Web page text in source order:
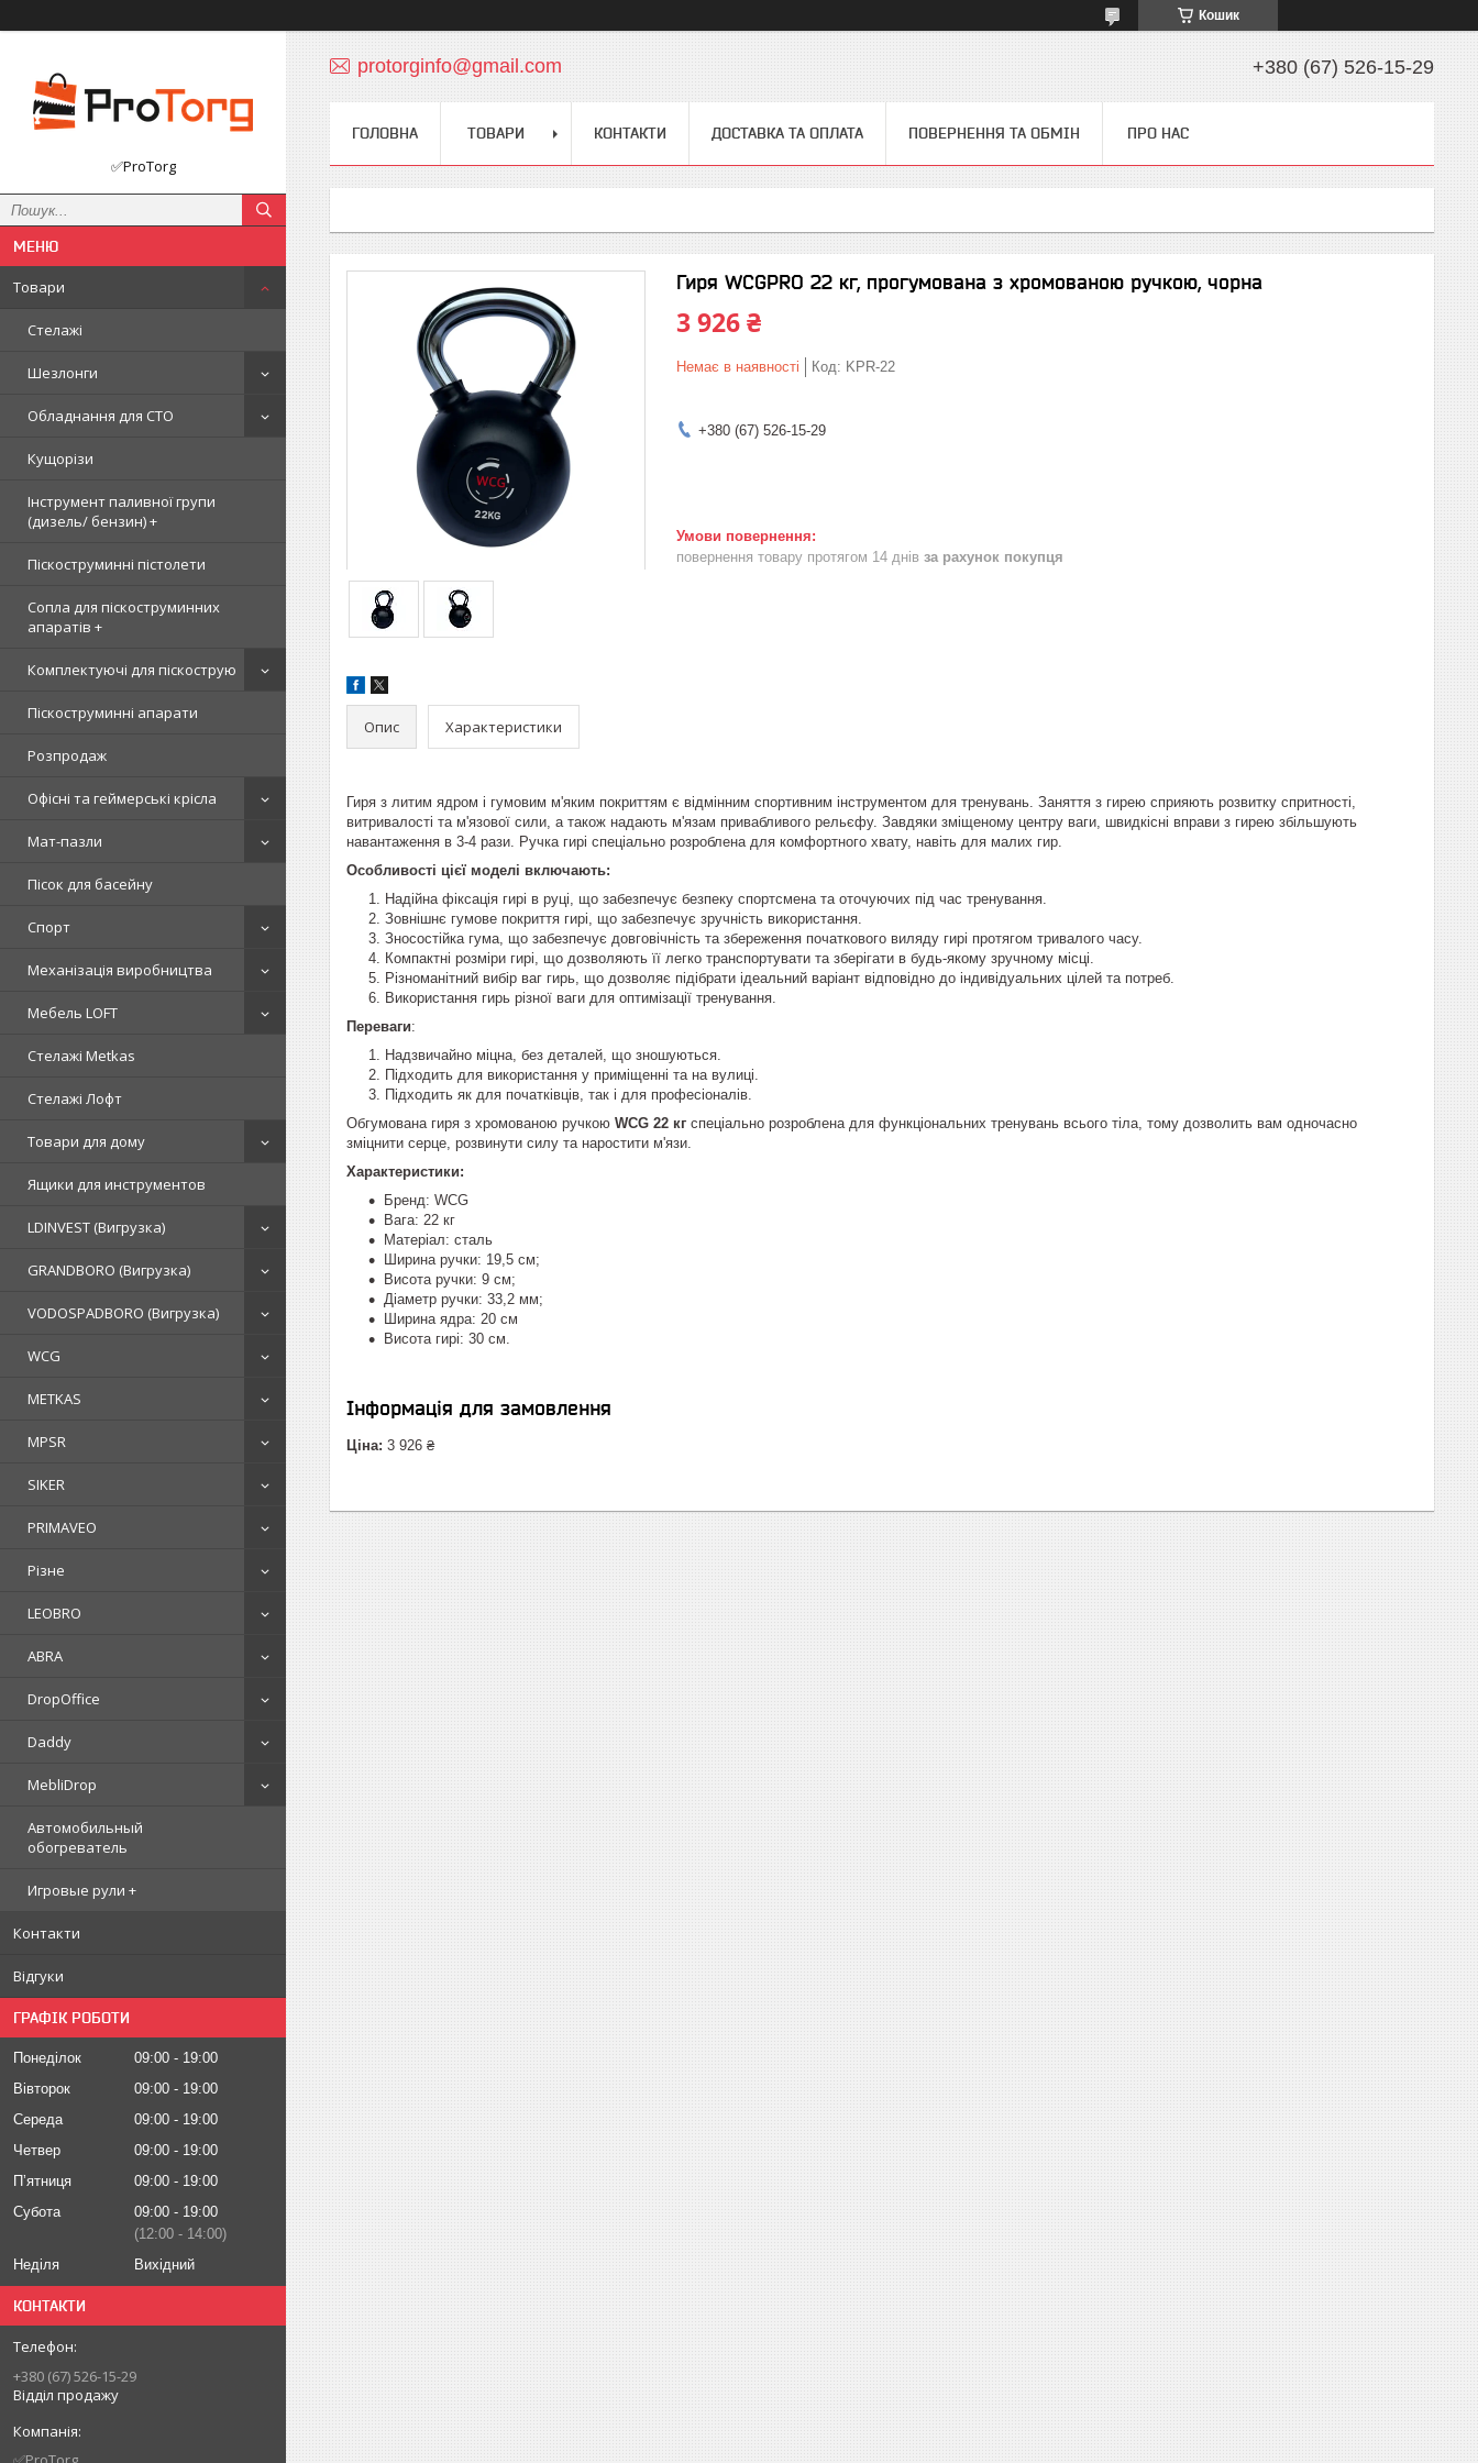
Кошик
✅ProTorg
Товари
Стелажі
Шезлонги
Обладнання для СТО
Кущорізи
Інструмент паливної групи
(дизель/ бензин) +
Піскоструминні пістолети
Сопла для піскоструминних
апаратів +
Комплектуючі для піскострую
Піскоструминні апарати
Розпродаж
Офісні та геймерські крісла
Мат-пазли
Пісок для басейну
Спорт
Механізація виробництва
Мебель LOFT
Стелажі Metkas
Стелажі Лофт
Товари для дому
Ящики для инструментов
LDINVEST (Вигрузка)
GRANDBORO (Вигрузка)
VODOSPADBORO (Вигрузка)
WCG
METKAS
MPSR
SIKER
PRIMAVEO
Різне
LEOBRO
ABRA
DropOffice
Daddy
MebliDrop
Автомобильный
обогреватель
Игровые рули +
Контакти
Відгуки
ГРАФІК РОБОТИ
Понеділок 09:00
19:00
Вівторок
09:00
19:00
Середа
09:00
19:00
Четвер
09:00
19:00
Пʼятниця
09:00
19:00
Субота
09:00
19:00
12:00
14:00
Неділя
Вихідний
КОНТАКТИ
+380 (67) 526-15-29
Відділ продажу
protorginfo@gmail.com +380 (67) 526-15-29
ГОЛОВНА ТОВАРИ КОНТАКТИ ДОСТАВКА ТА ОПЛАТА ПОВЕРНЕННЯ ТА ОБМІН ПРО НАС
Гиря WCGPRO 22 кг, прогумована з хромованою ручкою, чорна
3 926 ₴
Немає в наявності Код: KPR-22
+380 (67) 526-15-29
повернення товару протягом 14 днів за рахунок покупця
Опис Характеристики
Гиря з литим ядром і гумовим м'яким покриттям є відмінним спортивним інструментом для тренувань. Заняття з гирею сприяють розвитку спритності,
витривалості та м'язової сили, а також надають м'язам привабливого рельєфу. Завдяки зміщеному центру ваги, швидкісні вправи з гирею збільшують
навантаження в 3-4 рази. Ручка гирі спеціально розроблена для комфортного хвату, навіть для малих гир.
Особливості цієї моделі включають:
Надійна фіксація гирі в руці, що забезпечує безпеку спортсмена та оточуючих під час тренування.
Зовнішнє гумове покриття гирі, що забезпечує зручність використання.
Зносостійка гума, що забезпечує довговічність та збереження початкового виляду гирі протягом тривалого часу.
Компактні розміри гирі, що дозволяють її легко транспортувати та зберігати в будь-якому зручному місці.
Різноманітний вибір ваг гирь, що дозволяє підібрати ідеальний варіант відповідно до індивідуальних цілей та потреб.
Використання гирь різної ваги для оптимізації тренування.
Переваги:
Надзвичайно міцна, без деталей, що зношуються.
Підходить для використання у приміщенні та на вулиці.
Підходить як для початківців, так і для професіоналів.
Обгумована гиря з хромованою ручкою WCG 22 кг спеціально розроблена для функціональних тренувань всього тіла, тому дозволить вам одночасно
зміцнити серце, розвинути силу та наростити м'язи.
Характеристики:
Бренд: WCG
Вага: 22 кг
Матеріал: сталь
Ширина ручки: 19,5 см;
Висота ручки: 9 см;
Діаметр ручки: 33,2 мм;
Ширина ядра: 20 см
Висота гирі: 30 см.
Інформація для замовлення
Ціна: 3 926 ₴